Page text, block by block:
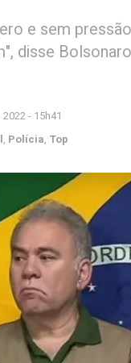
e sem
disse
- 15h41
, Polícia, Top